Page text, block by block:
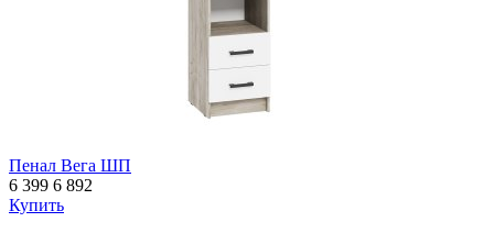
Пенал Вега ШП
6 399 6 892
Купить